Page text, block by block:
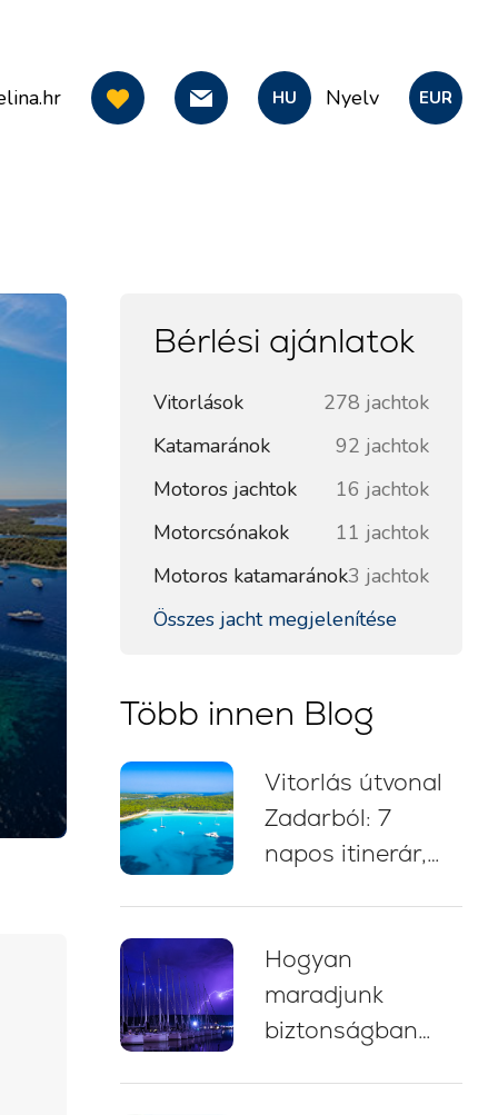
HU Nyelv EUR
Bérlési ajánlatok
Vitorlások
278 jachtok
Katamaránok
92 jachtok
Motoros jachtok
16 jachtok
Motorcsónakok
11 jachtok
Motoros katamaránok3 jachtok
Összes jacht megjelenítése
Több innen Blog
Vitorlás útvonal
Zadarból: 7
napos itinerár,
kikötési tanácsok
Hogyan
maradjunk
biztonságban